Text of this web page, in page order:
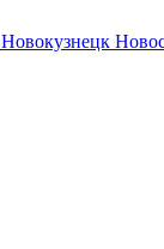
Новокузнецк